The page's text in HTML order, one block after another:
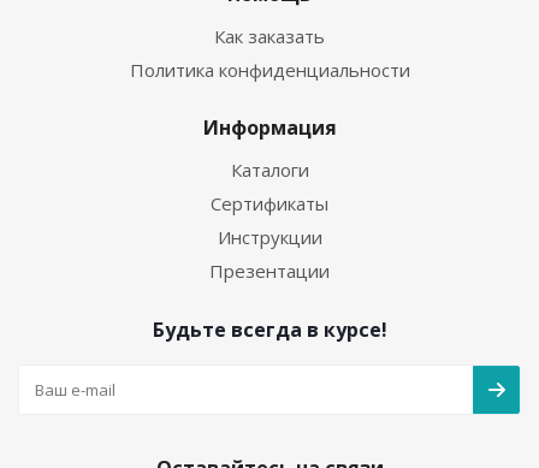
Как заказать
Политика конфиденциальности
Информация
Каталоги
Сертификаты
Инструкции
Презентации
Будьте всегда в курсе!